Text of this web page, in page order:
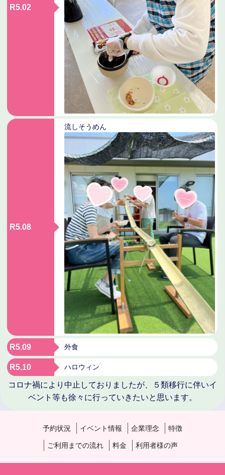
R5.02
R5.08
流しそうめん
R5.09 外食
R5.10 ハロウィン
コロナ禍により中止しておりましたが、５類移行に伴いイ
ベント等も徐々に行っていきたいと思います。
予約状況 イベント情報 企業理念 特徴
ご利用までの流れ 料金 利用者様の声